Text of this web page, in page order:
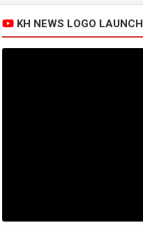
KH NEWS LOGO LAUNCH